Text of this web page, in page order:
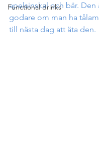
Functional drinks
apelsinskal och bär. Den
godare om man ha
till nästa dag att äta den.